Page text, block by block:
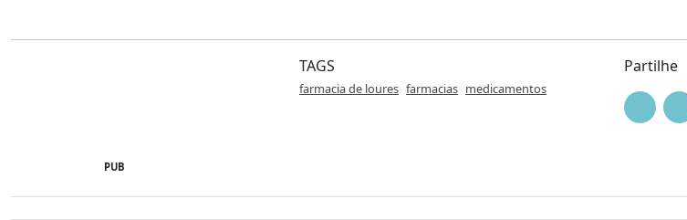
TAGS
farmacia de loures farmacias medicamentos
Partilhe
PUB